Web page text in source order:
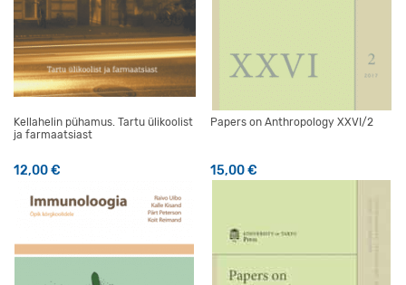
Kellahelin pühamus. Tartu ülikoolist
ja farmaatsiast
12,00€
Papers on Anthropology XXVI/2
15,00€